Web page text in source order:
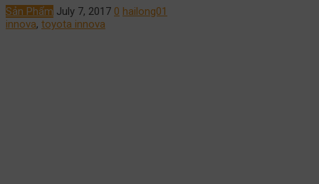
Sản Phẩm July 7, 2017 0 hailong01
innova, toyota innova